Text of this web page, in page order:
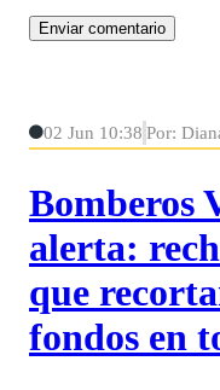
02 Jun 10:38 Por:
Bomberos
alerta:
que
fondos en